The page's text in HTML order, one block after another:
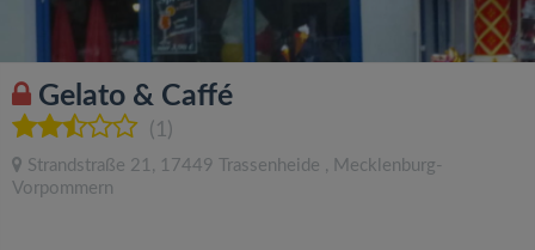
Gelato & Caffé
(1)
Strandstraße 21 , 17449 Trassenheide , Mecklenburg-
Vorpommern
l
e